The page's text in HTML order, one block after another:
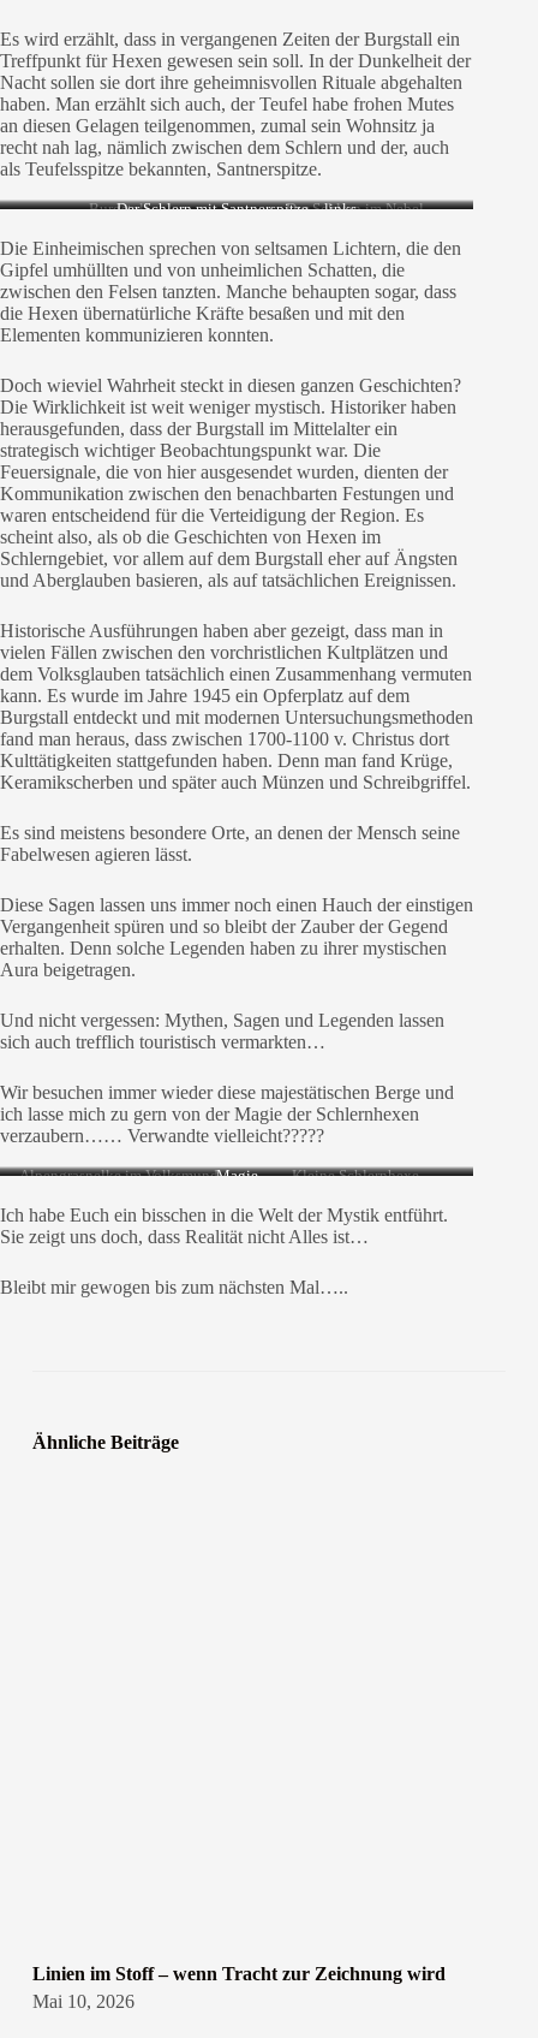
Es wird erzählt, dass in vergangenen Zeiten der Burgstall ein
Treffpunkt für Hexen gewesen sein soll. In der Dunkelheit der
Nacht sollen sie dort ihre geheimnisvollen Rituale abgehalten
haben. Man erzählt sich auch, der Teufel habe frohen Mutes
an diesen Gelagen teilgenommen, zumal sein Wohnsitz ja
recht nah lag, nämlich zwischen dem Schlern und der, auch
als Teufelsspitze bekannten, Santnerspitze.
Burgstall Der Schlern im Nebel
Der Schlern mit Santnerspitze – links
Die Einheimischen sprechen von seltsamen Lichtern, die den
Gipfel umhüllten und von unheimlichen Schatten, die
zwischen den Felsen tanzten. Manche behaupten sogar, dass
die Hexen übernatürliche Kräfte besaßen und mit den
Elementen kommunizieren konnten.
Doch wieviel Wahrheit steckt in diesen ganzen Geschichten?
Die Wirklichkeit ist weit weniger mystisch. Historiker haben
herausgefunden, dass der Burgstall im Mittelalter ein
strategisch wichtiger Beobachtungspunkt war. Die
Feuersignale, die von hier ausgesendet wurden, dienten der
Kommunikation zwischen den benachbarten Festungen und
waren entscheidend für die Verteidigung der Region. Es
scheint also, als ob die Geschichten von Hexen im
Schlerngebiet, vor allem auf dem Burgstall eher auf Ängsten
und Aberglauben basieren, als auf tatsächlichen Ereignissen.
Historische Ausführungen haben aber gezeigt, dass man in
vielen Fällen zwischen den vorchristlichen Kultplätzen und
dem Volksglauben tatsächlich einen Zusammenhang vermuten
kann. Es wurde im Jahre 1945 ein Opferplatz auf dem
Burgstall entdeckt und mit modernen Untersuchungsmethoden
fand man heraus, dass zwischen 1700-1100 v. Christus dort
Kulttätigkeiten stattgefunden haben. Denn man fand Krüge,
Keramikscherben und später auch Münzen und Schreibgriffel.
Es sind meistens besondere Orte, an denen der Mensch seine
Fabelwesen agieren lässt.
Diese Sagen lassen uns immer noch einen Hauch der einstigen
Vergangenheit spüren und so bleibt der Zauber der Gegend
erhalten. Denn solche Legenden haben zu ihrer mystischen
Aura beigetragen.
Und nicht vergessen: Mythen, Sagen und Legenden lassen
sich auch trefflich touristisch vermarkten…
Wir besuchen immer wieder diese majestätischen Berge und
ich lasse mich zu gern von der Magie der Schlernhexen
verzaubern…… Verwandte vielleicht?????
Alpengrasnelke im Volksmund
Kleine Schlernhexe
Magie
Ich habe Euch ein bisschen in die Welt der Mystik entführt.
Sie zeigt uns doch, dass Realität nicht Alles ist…
Bleibt mir gewogen bis zum nächsten Mal…..
Ähnliche Beiträge
Linien im Stoff – wenn Tracht zur Zeichnung wird
Mai 10, 2026